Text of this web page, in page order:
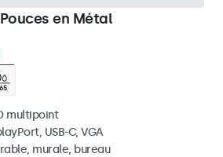
en Métal
multipoint
USB-C, VGA
murale, bureau